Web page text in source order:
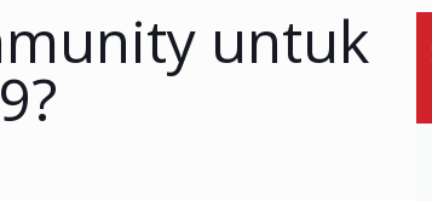
untuk